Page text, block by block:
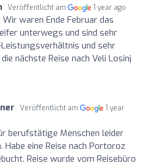
Veröffentlicht am 1 year ago
Wir waren Ende Februar das
unterwegs und sind sehr
und sehr
nächste Reise nach Veli Losinj
Veröffentlicht am
1 year
berufstätige Menschen leider
eine Reise nach Portoroz
Reise wurde vom Reisebüro